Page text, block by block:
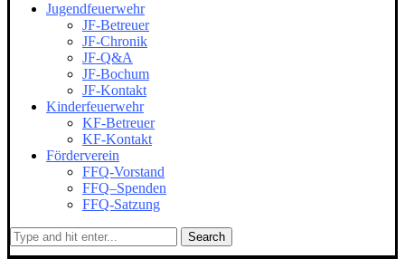
Jugendfeuerwehr
JF-Betreuer
JF-Chronik
JF-Q&A
JF-Bochum
JF-Kontakt
Kinderfeuerwehr
KF-Betreuer
KF-Kontakt
Förderverein
FFQ-Vorstand
FFQ–Spenden
FFQ-Satzung
Search